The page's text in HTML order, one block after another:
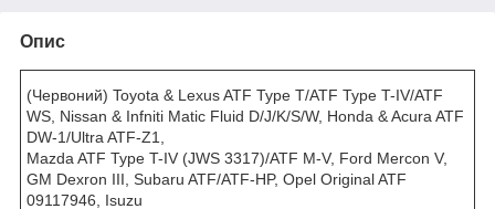
Опис
(Червоний) Toyota & Lexus ATF Type T/ATF Type T-IV/ATF
WS, Nissan & Infniti Matic Fluid D/J/K/S/W, Honda & Acura ATF
DW-1/Ultra ATF-Z1,
Mazda ATF Type T-IV (JWS 3317)/ATF M-V, Ford Mercon V,
GM Dexron III, Subaru ATF/ATF-HP, Opel Original ATF
09117946, Isuzu